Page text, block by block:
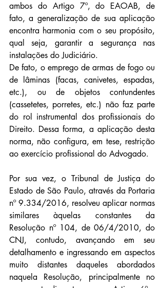
ambos do Artigo 7º, do EAOAB, de
fato, a generalização de sua aplicação
encontra harmonia com o seu propósito,
qual seja, garantir a segurança nas
instalações do Judiciário.
De fato, o emprego de armas de fogo ou
de lâminas (facas, canivetes, espadas,
etc.), ou de objetos contundentes
(cassetetes, porretes, etc.) não faz parte
do rol instrumental dos profissionais do
Direito. Dessa forma, a aplicação desta
norma, não configura, em tese, restrição
ao exercício profissional do Advogado.
Por sua vez, o Tribunal de Justiça do
Estado de São Paulo, através da Portaria
nº 9.334/2016, resolveu aplicar normas
similares àquelas constantes da
Resolução nº 104, de 06/4/2010, do
CNJ, contudo, avançando em seu
detalhamento e ingressando em aspectos
muito distantes daqueles abordados
naquela Resolução, principalmente no